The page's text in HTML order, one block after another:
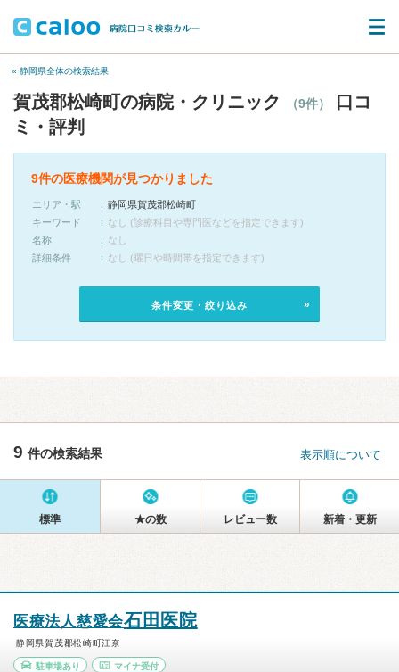
« 静岡県全体の検索結果
賀茂郡松崎町の病院・クリニック （9件）
口コ
ミ・評判
9件の医療機関が見つかりました
エリア・駅
静岡県賀茂郡松崎町
キーワード
なし (診療科目や専門医などを指定できます)
名称
なし
詳細条件
なし (曜日や時間帯を指定できます)
条件変更・絞り込み
9 件の検索結果 表示順について
標準 ★の数 レビュー数 新着・更新
医療法人慈愛会石田医院
静岡県賀茂郡松崎町江奈
駐車場あり マイナ受付